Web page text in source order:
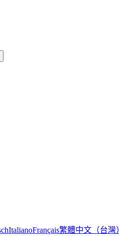
ItalianoFrançais繁體中文（台灣）